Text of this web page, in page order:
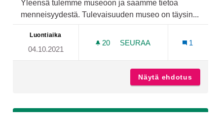
Yleensä tulemme museoon ja saamme tietoa
menneisyydestä. Tulevaisuuden museo on täysin...
Luontiaika
04.10.2021
20 20 SEURAAJAA
SEURAA
1
Näytä ehdotus